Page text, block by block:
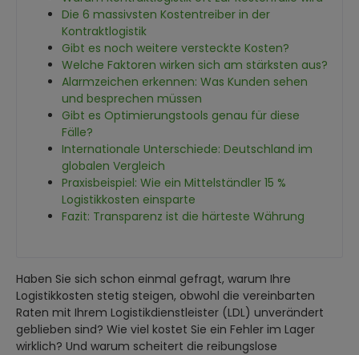
Die 6 massivsten Kostentreiber in der
Kontraktlogistik
Gibt es noch weitere versteckte Kosten?
Welche Faktoren wirken sich am stärksten aus?
Alarmzeichen erkennen: Was Kunden sehen
und besprechen müssen
Gibt es Optimierungstools genau für diese
Fälle?
Internationale Unterschiede: Deutschland im
globalen Vergleich
Praxisbeispiel: Wie ein Mittelständler 15 %
Logistikkosten einsparte
Fazit: Transparenz ist die härteste Währung
Haben Sie sich schon einmal gefragt, warum Ihre
Logistikkosten stetig steigen, obwohl die vereinbarten
Raten mit Ihrem Logistikdienstleister (LDL) unverändert
geblieben sind? Wie viel kostet Sie ein Fehler im Lager
wirklich? Und warum scheitert die reibungslose